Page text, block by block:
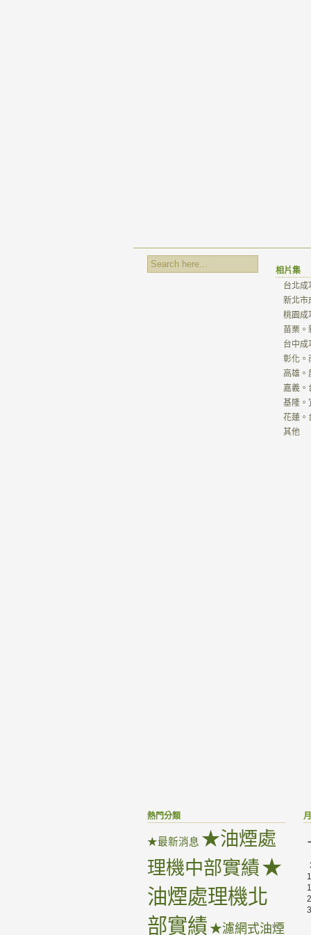
相片集
台北成
新北市
桃園成
苗栗。
台中成
彰化。
高雄。
嘉義。
基隆。
花蓮。
其他
熱門分類
★最新消息 ★油煙處
理機中部實績★
油煙處理機北
部實績 ★濾網式油煙